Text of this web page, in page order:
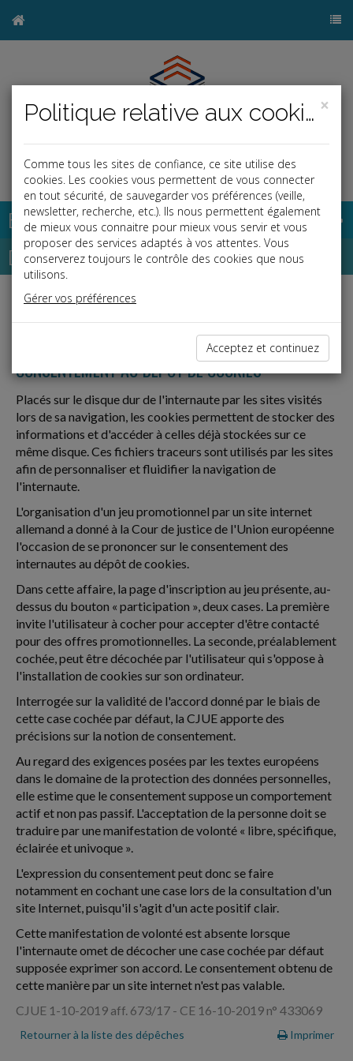
Base documentaire
Dépêches
j
Vie des affaires
CONSENTEMENT AU DÉPÔT DE COOKIES
Placés sur le disque dur de l'internaute par les sites visités
lors de sa navigation, les cookies permettent de stocker des
informations et d'accéder à celles déjà stockées sur ce
même disque. Ces fichiers traceurs sont utilisés par les sites
afin de personnaliser et fluidifier la navigation de
l'internaute.
L'organisation d'un jeu promotionnel par un site internet
allemand a donné à la Cour de justice de l'Union européenne
l'occasion de se prononcer sur le consentement des
internautes au dépôt de cookies.
Dans cette affaire, la page d'inscription au jeu présente, au-
dessus du bouton « participation », deux cases. La première
invite l'utilisateur à cocher pour accepter d'être contacté
pour des offres promotionnelles. La seconde, préalablement
cochée, peut être décochée par l'utilisateur qui s'oppose à
l'installation de cookies sur son ordinateur.
Interrogée sur la validité de l'accord donné par le biais de
cette case cochée par défaut, la CJUE apporte des
précisions sur la notion de consentement.
Au regard des exigences posées par les textes européens
dans le domaine de la protection des données personnelles,
elle estime que le consentement suppose un comportement
actif et non pas passif. L'acceptation de la personne doit se
traduire par une manifestation de volonté « libre, spécifique,
éclairée et univoque ».
L'expression du consentement peut donc se faire
notamment en cochant une case lors de la consultation d'un
site Internet, puisqu'il s'agit d'un acte positif clair.
Cette manifestation de volonté est absente lorsque
l'internaute omet de décocher une case cochée par défaut
supposée exprimer son accord. Le consentement obtenu de
cette manière par un site internet n'est pas valable.
CJUE 1-10-2019 aff. 673/17 - CE 16-10-2019 n° 433069
Retourner à la liste des dépêches Imprimer
×
Politique relative aux cookies
Comme tous les sites de confiance, ce site utilise des
cookies. Les cookies vous permettent de vous connecter
en tout sécurité, de sauvegarder vos préférences (veille,
newsletter, recherche, etc.). Ils nous permettent également
de mieux vous connaitre pour mieux vous servir et vous
proposer des services adaptés à vos attentes. Vous
conserverez toujours le contrôle des cookies que nous
utilisons.
Gérer vos préférences
Acceptez et continuez